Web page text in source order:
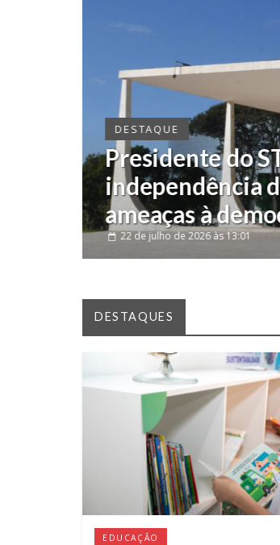
favor
deve
22 de
DESTAQUES
EDUCAÇÃO